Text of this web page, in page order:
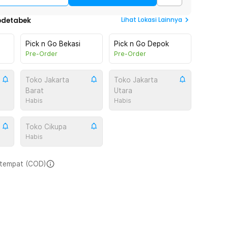
Lihat Lokasi Lainnya
Pick n Go Bekasi
Pre-Order
Pick n Go Depok
Pre-Order
Toko Jakarta
Barat
Habis
Toko Jakarta
Utara
Habis
Toko Cikupa
Habis
(COD)